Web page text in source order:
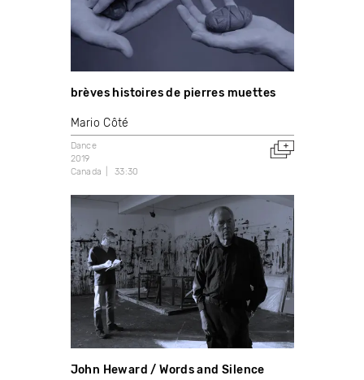
brèves histoires de pierres muettes
Mario Côté
Dance
2019
Canada
33:30
John Heward / Words and Silence